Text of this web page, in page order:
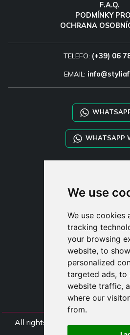
We use
We use cookies
tracking
your browsing
website, to
personalized
targeted ads, to
website traffic,
where our
from.
F.A.Q.
PODMÍNKY
OCHRANA
TELEFO: (+39) 06
EMAIL:
WHATSAPP
TAYLOR MADE
UŽIVATE
PŘIHLÁSIT
NÁKUPNÍ
All rights Styliafoe s.r.l. © 2025